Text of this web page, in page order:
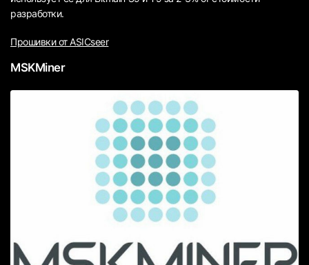
разработки.
Прошивки от ASICseer
MSKMiner